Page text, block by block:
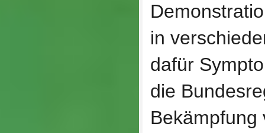
in
dafür
die
Bekämpfung